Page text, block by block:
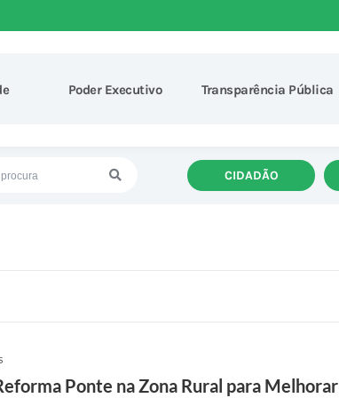
Poder Executivo Transparência Pública
CIDADÃO
Ponte na Zona Rural para